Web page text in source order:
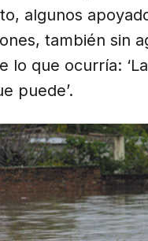
algunos
también sin
lo que ocurría:
puede’.